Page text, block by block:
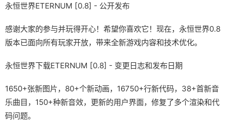
永恒世界ETERNUM [0.8] - 公开发布
感谢大家的参与并玩得开心！希望你喜欢它！现在，永恒世界0.8
版本已面向所有玩家开放，带来全新游戏内容和技术优化。
永恒世界下载ETERNUM [0.8] - 变更日志和发布日期
1650+张新图片，80+个新动画，16750+行新代码，38+首新音
乐曲目，150+种新音效，更新的用户界面，修复了多个渲染和代
码问题。